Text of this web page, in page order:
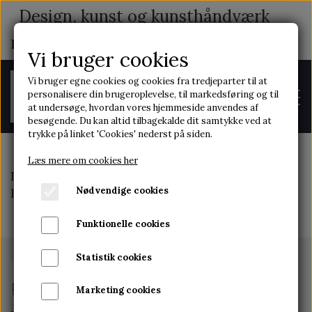
Design, kunst og kunsthåndværk
med indhold og historie
FORSIDE
KONTAKT
Denne funktion er ikke tilgængelig med et
hjemmeside abonnement
Vi bruger cookies
Vi bruger egne cookies og cookies fra tredjeparter til at
personalisere din brugeroplevelse, til markedsføring og til
at undersøge, hvordan vores hjemmeside anvendes af
besøgende. Du kan altid tilbagekalde dit samtykke ved at
trykke på linket 'Cookies' nederst på siden.
Læs mere om cookies her
Nødvendige cookies
Funktionelle cookies
Statistik cookies
Marketing cookies